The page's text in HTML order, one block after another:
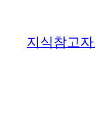
지식참고자